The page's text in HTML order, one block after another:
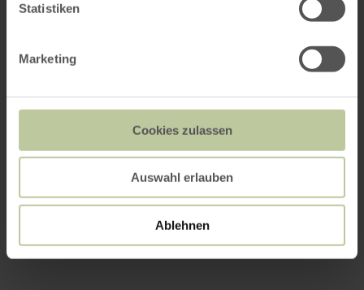
Statistiken
Marketing
Cookies zulassen
Auswahl erlauben
Ablehnen